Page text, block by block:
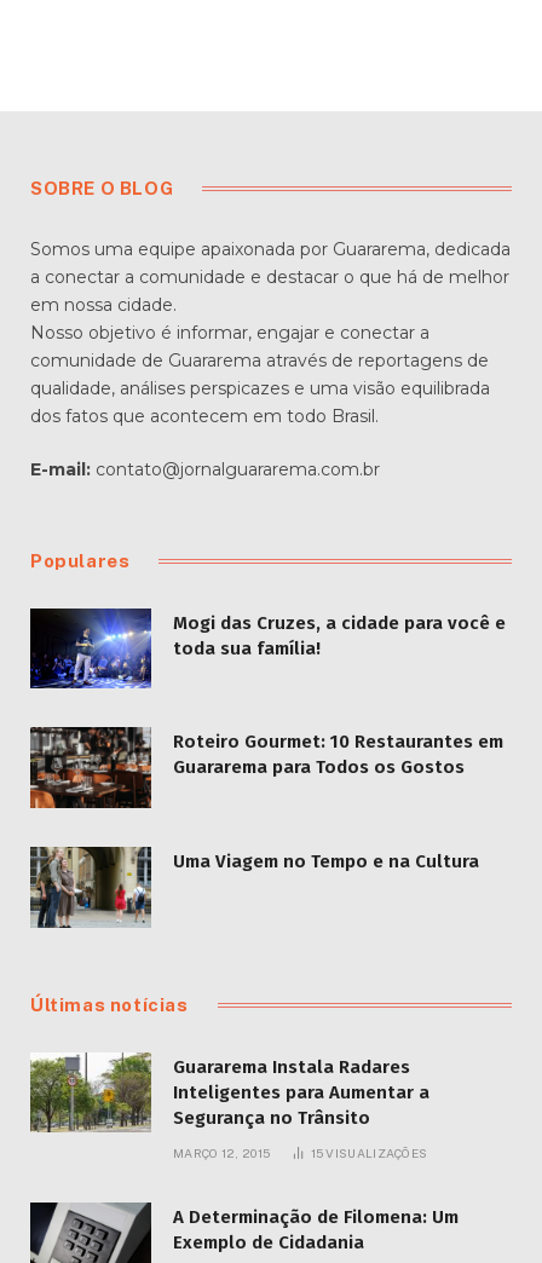
SOBRE O BLOG
Somos uma equipe apaixonada por Guararema, dedicada
a conectar a comunidade e destacar o que há de melhor
em nossa cidade.
Nosso objetivo é informar, engajar e conectar a
comunidade de Guararema através de reportagens de
qualidade, análises perspicazes e uma visão equilibrada
dos fatos que acontecem em todo Brasil.
E-mail: contato@jornalguararema.com.br
Populares
Mogi das Cruzes, a cidade para você e
toda sua família!
Roteiro Gourmet: 10 Restaurantes em
Guararema para Todos os Gostos
Uma Viagem no Tempo e na Cultura
Últimas notícias
Guararema Instala Radares
Inteligentes para Aumentar a
Segurança no Trânsito
MARÇO 12, 2015 15VISUALIZAÇÕES
A Determinação de Filomena: Um
Exemplo de Cidadania